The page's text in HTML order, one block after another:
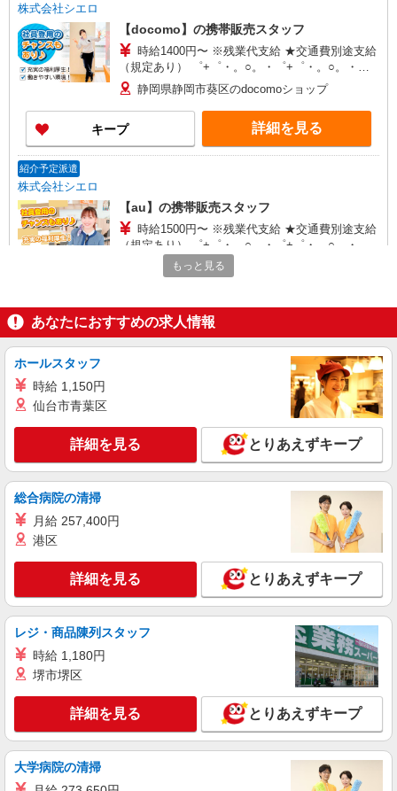
株式会社シエロ
【docomo】の携帯販売スタッフ
時給1400円〜 ※残業代支給 ★交通費別途支給
（規定あり） ゜+゜・。○。・゜+゜・。○。・゜
+゜ 入社祝い金10万円支給(規定有) お友達を紹介
頂くと, インセンティブ支給(規定有) ★月2回払
い・週払い可能（規程有）★ ゜・。○。・゜
+゜・。○。・゜+゜
静岡県静岡市葵区のdocomoショップ
キープ 詳細を見る
紹介予定派遣
株式会社シエロ
【au】の携帯販売スタッフ
時給1500円〜 ※残業代支給 ★交通費別途支給
（規定あり） ゜+゜・。○。・゜+゜・。○。・゜
+゜ 入社祝い金10万円支給(規定有) お友達を紹介
頂くと, インセンティブ支給(規定有) ★月2回払
+゜・。○。・゜+゜
静岡県静岡市葵区のauショップ
キープ 詳細を見る
派遣社員
株式会社シエロ
【softbank】の携帯販売スタッフ
時給1500円〜 ※残業代支給 ★交通費別途支給
+゜ 入社祝い金10万円支給(規定有) お友達を紹介
頂くと, インセンティブ支給(規定有) ★月2回払
い・週払い可能（規程有）★ ゜・。○。・゜
静岡県静岡市葵区のsoftbankショップ
キープ 詳細を見る
紹介予定派遣
株式会社シエロ
【docomo】の携帯販売スタッフ
時給1500円〜1600円（経験・能力による） ※
残業代支給 ★交通費別途支給（規定あり） ゜
+゜・。○。・゜+゜・。○。・゜+゜ 入社祝い金10
万円支給(規定有) お友達を紹介頂くと, インセンテ
有）★ ゜・。○。・゜+゜・。○。・゜+゜
静岡県静岡市葵区のdocomoショップ
キープ 詳細を見る
株式会社シエロ
【ソフトバンク】の店舗スタッフ
時給1400円〜1450円（経験・能力による） ※
残業代支給 ★交通費別途支給（規定あり） ゜
もっと見る
あなたにおすすめの求人情報
ホールスタッフ
時給 1,150円
仙台市青葉区
詳細を見る とりあえずキープ
総合病院の清掃
月給 257,400円
港区
詳細を見る とりあえずキープ
レジ・商品陳列スタッフ
時給 1,180円
堺市堺区
詳細を見る とりあえずキープ
大学病院の清掃